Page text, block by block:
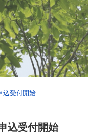
込受付開始
込受付開始